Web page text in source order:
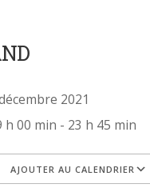
2021
h 00 min - 23 h 45 min
AJOUTER AU CALENDRIER